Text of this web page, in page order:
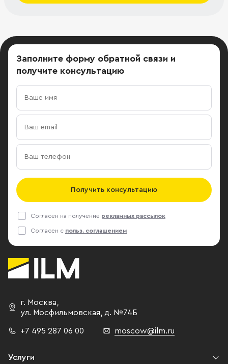
Заполните форму обратной связи и
получите консультацию
Получить консультацию
Согласен на получение рекламных рассылок
Согласен с польз. соглашением
г. Москва,
ул. Мосфильмовская, д. №74Б
+7 495 287 06 00 moscow@ilm.ru
Услуги